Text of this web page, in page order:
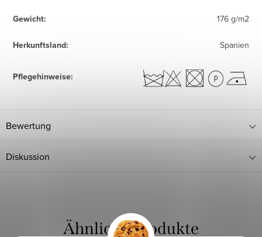
Gewicht: 176 g/m2
Herkunftsland: Spanien
Pflegehinweise:
Bewertung
Diskussion